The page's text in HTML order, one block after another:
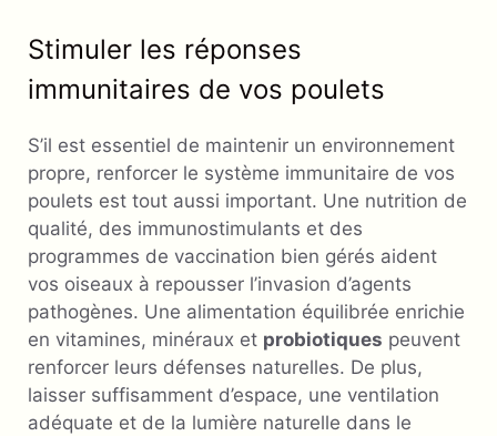
Stimuler les réponses
immunitaires de vos poulets
S’il est essentiel de maintenir un environnement
propre, renforcer le système immunitaire de vos
poulets est tout aussi important. Une nutrition de
qualité, des immunostimulants et des
programmes de vaccination bien gérés aident
vos oiseaux à repousser l’invasion d’agents
pathogènes. Une alimentation équilibrée enrichie
en vitamines, minéraux et probiotiques peuvent
renforcer leurs défenses naturelles. De plus,
laisser suffisamment d’espace, une ventilation
adéquate et de la lumière naturelle dans le